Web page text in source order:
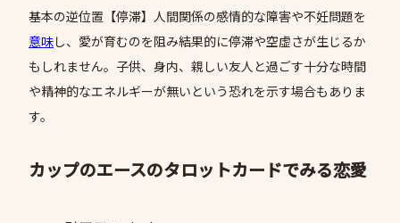
基本の逆位置【停滞】人間関係の感情的な障害や不妊問題を
意味し、愛が育むのを阻み結果的に停滞や空虚さが生じるか
もしれません。子供、身内、親しい友人と過ごす十分な時間
や精神的なエネルギーが無いという恐れを示す場合もありま
す。
カップのエースのタロットカードでみる恋愛